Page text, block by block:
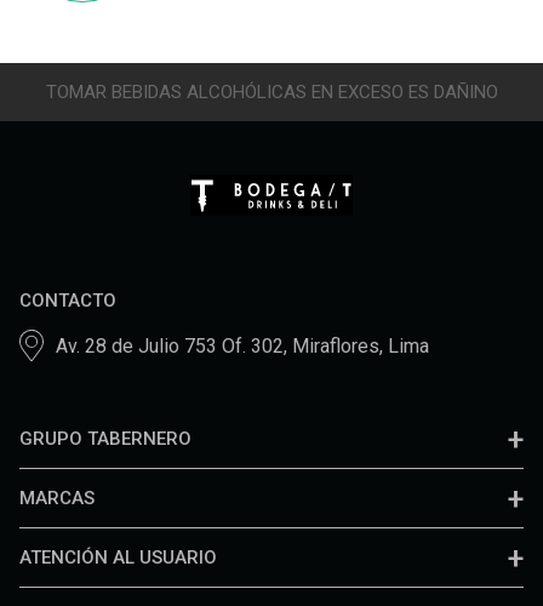
TOMAR BEBIDAS ALCOHÓLICAS EN EXCESO ES DAÑINO
CONTACTO
Av. 28 de Julio 753 Of. 302, Miraflores, Lima
GRUPO TABERNERO
MARCAS
ATENCIÓN AL USUARIO